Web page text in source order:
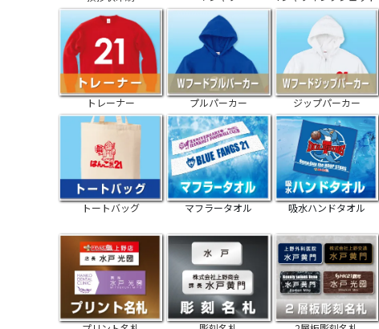
トレーナー プルパーカー ジップパーカー
トートバッグ マフラータオル 吸水ハンドタオル